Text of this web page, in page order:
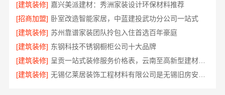
[建筑装修] 嘉兴美派建材：秀洲家装设计环保材料推荐
[招商加盟] 卧室改造智能家居，中蓝建投武功分公司一站式
[建筑装修] 苏州靠谱家装团队拎包入住首选百年豪庭
[建筑装修] 东钢科技不锈钢橱柜公司十大品牌
[建筑装修]
呈贡一站式装修服务价格表，云南至高新型建材有限公司
[建筑装修]